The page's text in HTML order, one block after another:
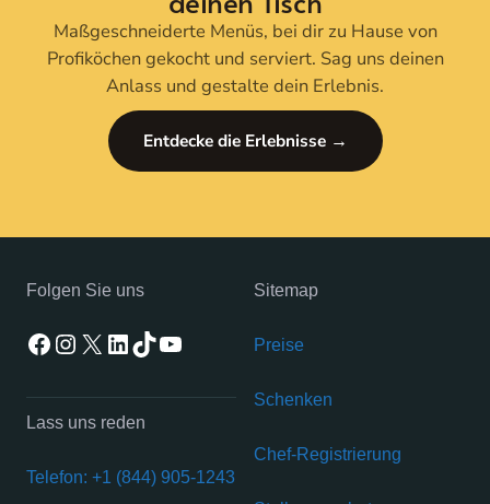
Maßgeschneiderte Menüs, bei dir zu Hause von
Profiköchen gekocht und serviert. Sag uns deinen
Anlass und gestalte dein Erlebnis.
Entdecke die Erlebnisse →
Folgen Sie uns
Facebook
Instagram
X LinkedIn
TikTokYouTube
Lass uns reden
Telefon: +1 (844) 905-1243
Sitemap
Preise
Schenken
Chef-Registrierung